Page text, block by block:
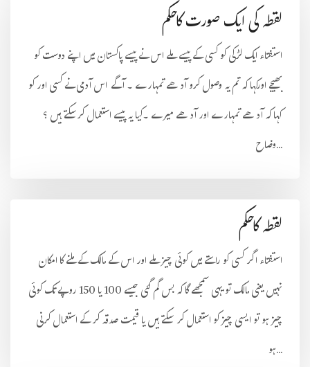
لقطہ کی ایک صورت کاحکم
استفتاء ایک لڑکی کو کسی کے پیسے ملے اس نے پیسے پاکستان میں اپنے دوست کو
بھیجے اورکہا کہ تم یہ وصول کرو آدھے تمہارے ۔ آگے اس آدمی نے کسی اور کو
کہا کہ آدھے تمہارے اور آدھے میرے ۔کیا یہ پیسے استعمال کرسکتے ہیں ؟
وضاح...
لقطہ کاحکم
استفتاء اگر کسی کو راستے میں کوئی چیز ملے اور اس کے مالک کے ملنے کا امکان
نہیں یعنی مالک تو یہی سمجھے گا کہ بس گم گئی جیسے 100 یا 150 روپے تک کوئی
چیز ہو تو ایسی چیز کو استعمال کر سکتے ہیں یا قیمت صدقہ کر کے استعمال کرنی
ہو...